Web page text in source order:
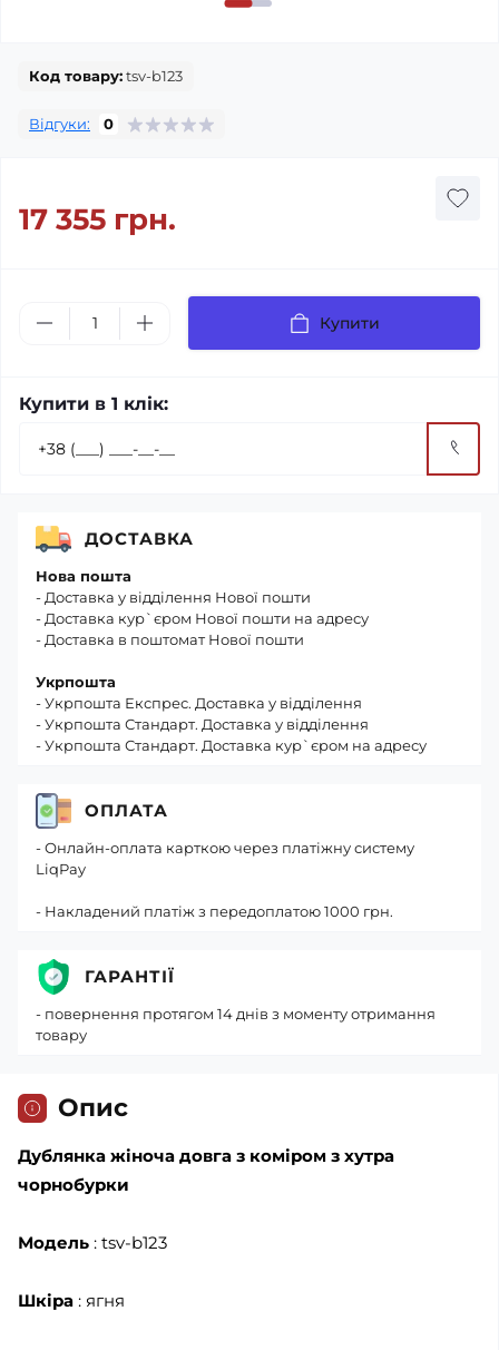
Код товару:tsv-b123
Відгуки: 0
17 355 грн.
Купити
Купити в 1 клік:
Опис
Дублянка жіноча довга з коміром з хутра
чорнобурки
Модель : tsv-b123
Шкіра : ягня
ДОСТАВКА
Нова пошта
- Доставка у відділення Нової пошти
- Доставка кур`єром Нової пошти на адресу
- Доставка в поштомат Нової пошти
Укрпошта
- Укрпошта Експрес. Доставка у відділення
- Укрпошта Стандарт. Доставка у відділення
- Укрпошта Стандарт. Доставка кур`єром на адресу
ОПЛАТА
- Онлайн-оплата карткою через платіжну систему
LiqPay
- Накладений платіж з передоплатою 1000 грн.
ГАРАНТІЇ
- повернення протягом 14 днів з моменту отримання
товару